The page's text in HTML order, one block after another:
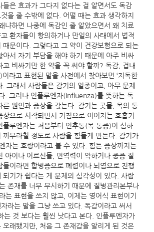
들은 효과가 그다지 없다는 걸 알면서도 독감
을 줄 수밖에 없다. 어떨 때는 효과 생각하지
냐하면 나중에 독감인 줄 알았으면서 왜 치료
환자들이 항의하거나 만일의 사태에서 법적
때문이다. 그렇다고 그 약이 건강보험으로 되는
아서 자기 부담을 해야 하기 때문에 아주 비싸
고 비싸기만 한 약을 꼭 써야 할까? 독감, 겁내
라고 표현된 말을 사전에서 찾아보면 ‘지독한
. 그래서 사람들은 감기의 일종이고, 아무 문제
. 그러나 인플루엔자(Influenza)를 뜻하는 독
른 원인과 증상을 갖는다. 감기는 콧물, 목의 통
으로 시작되면서 기침으로 이어지는 호흡기
플루엔자는 처음부터 인후통(목 통증)이 심하
까무라칠 정도로 사람을 힘들게 만든다. 감기가
자는 호랑이라고 볼 수 있다. 힘든 증상까지는
아이나 어르신들, 면역력이 약하거나 중증 질
들이라면 합병증으로 폐렴이나 뇌염으로 진행
되기가 쉽다는 게 문제의 심각성이 있다. 사람
존재를 너무 무시하기 때문에 질병관리본부나
는 표현을 쓰지 않고, 이제는 영어식 표현이기
라는 말을 그냥 쓰고 있다. 독감이라고 써서
는 것 보다는 훨씬 낫다고 본다. 인플루엔자가
오래됐지만, 처음 그 존재감을 알리게 된 것은